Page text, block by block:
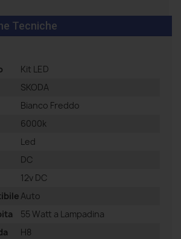
Tecniche
Kit LED
SKODA
Bianco Freddo
6000k
Led
DC
12v DC
Auto
55 Watt a Lampadina
H8